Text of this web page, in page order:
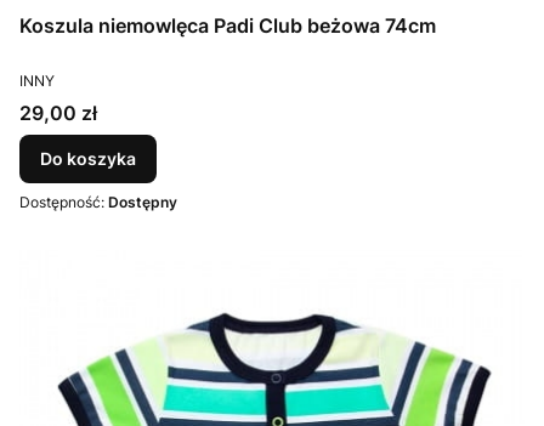
Koszula niemowlęca Padi Club beżowa 74cm
PRODUCENT
INNY
Cena
29,00 zł
Do koszyka
Dostępność: Dostępny